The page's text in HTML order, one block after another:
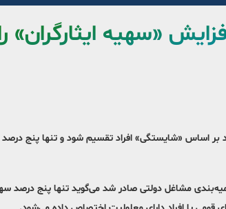
«سهیه ایثارگران»
مشاغل بخش دولتی باید بر اساس «شایستگی» افراد تقسیم شود و تنها پنج
مشاغل دولتی صادر شد می‌گوید تنها پنج درصد